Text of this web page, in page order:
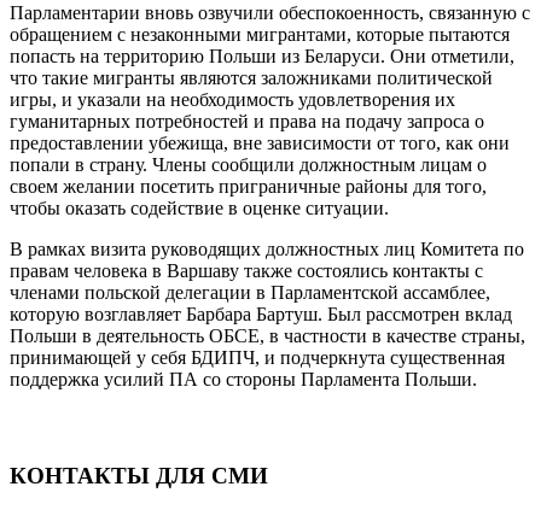
Парламентарии вновь озвучили обеспокоенность, связанную с
обращением с незаконными мигрантами, которые пытаются
попасть на территорию Польши из Беларуси. Они отметили,
что такие мигранты являются заложниками политической
игры, и указали на необходимость удовлетворения их
гуманитарных потребностей и права на подачу запроса о
предоставлении убежища, вне зависимости от того, как они
попали в страну. Члены сообщили должностным лицам о
своем желании посетить приграничные районы для того,
чтобы оказать содействие в оценке ситуации.
В рамках визита руководящих должностных лиц Комитета по
правам человека в Варшаву также состоялись контакты с
членами польской делегации в Парламентской ассамблее,
которую возглавляет Барбара Бартуш. Был рассмотрен вклад
Польши в деятельность ОБСЕ, в частности в качестве страны,
принимающей у себя БДИПЧ, и подчеркнута существенная
поддержка усилий ПА со стороны Парламента Польши.
КОНТАКТЫ ДЛЯ СМИ